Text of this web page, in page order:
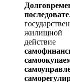
жилищной